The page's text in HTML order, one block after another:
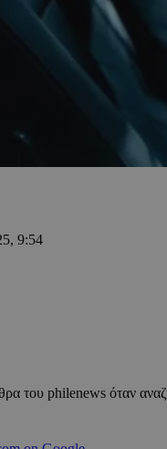
9:54
του philenews όταν